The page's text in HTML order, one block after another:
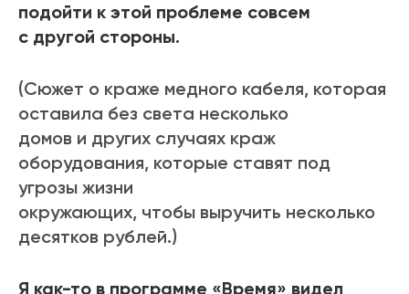
подойти к этой проблеме совсем
с другой стороны.
(Сюжет о краже медного кабеля, которая
оставила без света несколько
домов и других случаях краж
оборудования, которые ставят под
угрозы жизни
окружающих, чтобы выручить несколько
десятков рублей.)
Я как-то в программе «Время» видел